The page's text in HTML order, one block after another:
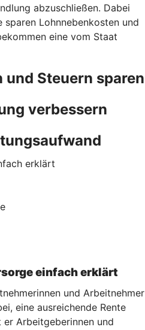
abzuschließen. Dabei
Lohnnebenkosten und
eine vom Staat
und Steuern sparen
verbessern
erklärt
einfach erklärt
und Arbeitnehmer
eine ausreichende Rente
Arbeitgeberinnen und